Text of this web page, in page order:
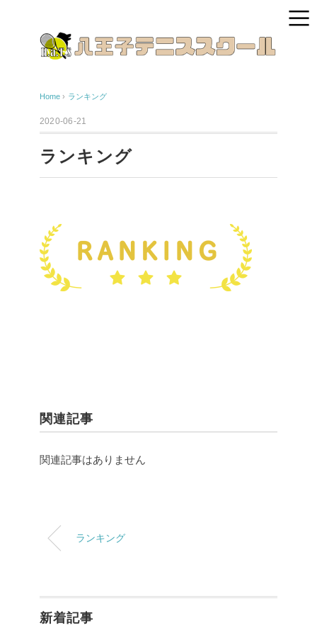
Home › ランキング
2020-06-21
ランキング
関連記事
関連記事はありません
ランキング
新着記事